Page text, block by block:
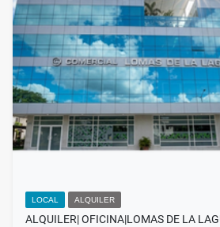
LOCAL ALQUILER
ALQUILER| OFICINA|LOMAS DE LA